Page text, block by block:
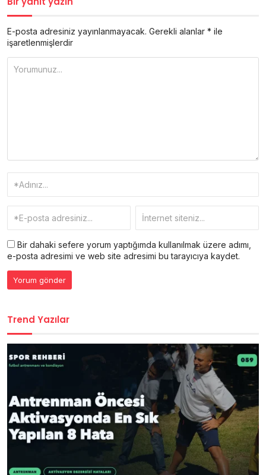
E-posta adresiniz yayınlanmayacak. Gerekli alanlar * ile
işaretlenmişlerdir
Bir dahaki sefere yorum yaptığımda kullanılmak üzere adımı,
e-posta adresimi ve web site adresimi bu tarayıcıya kaydet.
Trend Yazılar